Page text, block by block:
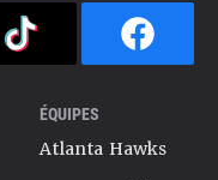
ÉQUIPES
Atlanta Hawks